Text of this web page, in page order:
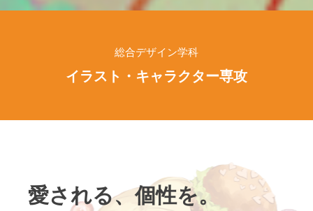
総合デザイン学科
イラスト・キャラクター専攻
愛される、個性を。